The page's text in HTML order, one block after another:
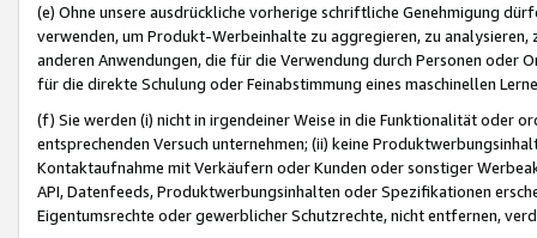
(e) Ohne unsere ausdrückliche vorherige schriftliche Genehmigung
verwenden, um Produkt-Werbeinhalte zu aggregieren, zu
anderen Anwendungen, die für die Verwendung durch Personen
für die direkte Schulung oder Feinabstimmung eines maschinellen
(f) Sie werden (i) nicht in irgendeiner Weise in die Funktionalität oder
entsprechenden Versuch unternehmen; (ii) keine
Kontaktaufnahme mit Verkäufern oder Kunden oder sonstiger
API, Datenfeeds, Produktwerbungsinhalten oder Spezifikationen
Eigentumsrechte oder gewerblicher Schutzrechte, nicht entfernen,